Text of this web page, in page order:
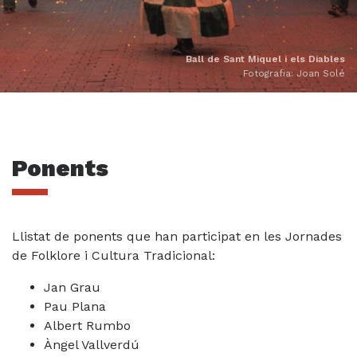
Ball de Sant Miquel i els Diables
Fotografia: Joan Solé
Ponents
Llistat de ponents que han participat en les Jornades
de Folklore i Cultura Tradicional:
Jan Grau
Pau Plana
Albert Rumbo
Àngel Vallverdú